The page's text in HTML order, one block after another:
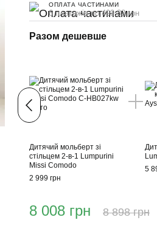
ОПЛАТА ЧАСТИНАМИ
6 платежів по 499.83 грн
Разом дешевше
Дитячий мольберт зі
стільцем 2-в-1 Lumpurini
Missi Comodo
2 999 грн
5
8 008 грн 8 898 грн